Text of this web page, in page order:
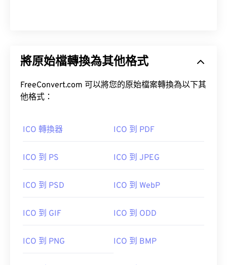
將原始檔轉換為其他格式
FreeConvert.com 可以將您的原始檔案轉換為以下其
他格式：
ICO 轉換器 ICO 到 PDF
ICO 到 PS ICO 到 JPEG
ICO 到 PSD ICO 到 WebP
ICO 到 GIF ICO 到 ODD
ICO 到 PNG ICO 到 BMP